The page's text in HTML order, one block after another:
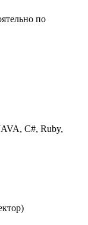
по
C#, Ruby,